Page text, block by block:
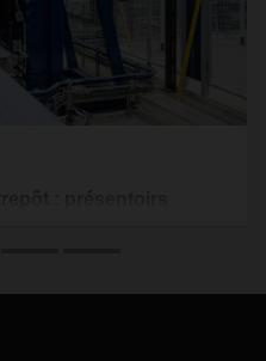
semi-automatisée